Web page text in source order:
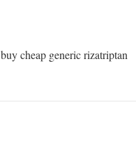
buy cheap generic rizatriptan